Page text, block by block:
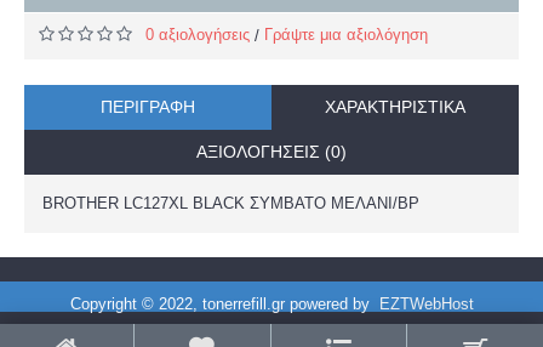
0 αξιολογήσεις / Γράψτε μια αξιολόγηση
ΠΕΡΙΓΡΑΦΉ ΧΑΡΑΚΤΗΡΙΣΤΙΚΆ
ΑΞΙΟΛΟΓΉΣΕΙΣ (0)
BROTHER LC127XL BLACK ΣΥΜΒΑΤΟ ΜΕΛΑΝΙ/BP
Copyright © 2022, tonerrefill.gr powered by EZTWebHost